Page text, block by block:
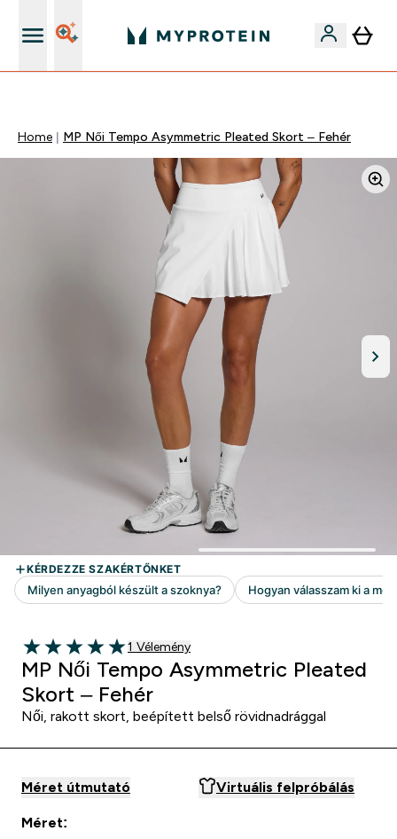
Home MP Női Tempo Asymmetric Pleated Skort – Fehér
5 out of 5 stars
1 customer reviews
1 Vélemény
MP Női Tempo Asymmetric Pleated
Skort – Fehér
Női, rakott skort, beépített belső rövidnadrággal
Méret útmutató Virtuális felpróbálás
Méret: